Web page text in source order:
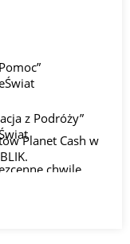
z Podróży”
chwile
Planet Cash w